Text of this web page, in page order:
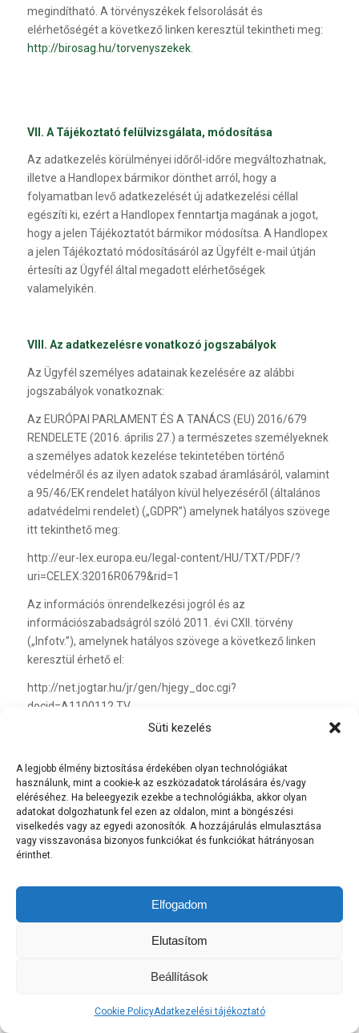
Süti kezelés
A legjobb élmény biztosítása érdekében olyan technológiákat
használunk, mint a cookie-k az eszközadatok tárolására és/vagy
eléréséhez. Ha beleegyezik ezekbe a technológiákba, akkor olyan
adatokat dolgozhatunk fel ezen az oldalon, mint a böngészési
viselkedés vagy az egyedi azonosítók. A hozzájárulás elmulasztása
vagy visszavonása bizonyos funkciókat és funkciókat hátrányosan
érinthet.
Elfogadom
Elutasítom
Beállítások
Cookie PolicyAdatkezelési tájékoztató
megindítható. A törvényszékek felsorolását és
elérhetőségét a következő linken keresztül tekintheti meg:
http://birosag.hu/torvenyszekek.
VII. A Tájékoztató felülvizsgálata, módosítása
Az adatkezelés körülményei időről-időre megváltozhatnak,
illetve a Handlopex bármikor dönthet arról, hogy a
folyamatban levő adatkezelését új adatkezelési céllal
egészíti ki, ezért a Handlopex fenntartja magának a jogot,
hogy a jelen Tájékoztatót bármikor módosítsa. A Handlopex
a jelen Tájékoztató módosításáról az Ügyfélt e-mail útján
értesíti az Ügyfél által megadott elérhetőségek
valamelyikén.
VIII. Az adatkezelésre vonatkozó jogszabályok
Az Ügyfél személyes adatainak kezelésére az alábbi
jogszabályok vonatkoznak:
Az EURÓPAI PARLAMENT ÉS A TANÁCS (EU) 2016/679
RENDELETE (2016. április 27.) a természetes személyeknek
a személyes adatok kezelése tekintetében történő
védelméről és az ilyen adatok szabad áramlásáról, valamint
a 95/46/EK rendelet hatályon kívül helyezéséről (általános
adatvédelmi rendelet) („GDPR”) amelynek hatályos szövege
itt tekinthető meg:
http://eur-lex.europa.eu/legal-content/HU/TXT/PDF/?
uri=CELEX:32016R0679&rid=1
Az információs önrendelkezési jogról és az
információszabadságról szóló 2011. évi CXII. törvény
(„Infotv.”), amelynek hatályos szövege a következő linken
keresztül érhető el:
http://net.jogtar.hu/jr/gen/hjegy_doc.cgi?
docid=A1100112.TV
Az információs társadalommal összefüggő szolgáltatások
amelynek hatályos szövege, amelynek hatályos szövege a
következő linken keresztül érhető el:
https://net.jogtar.hu/jogszabaly?docid=a0100108.tv
A gazdasági reklámtevékenység alapvető feltételeiről és
https://net.jogtar.hu/jogszabaly?docid=A0800048.TV